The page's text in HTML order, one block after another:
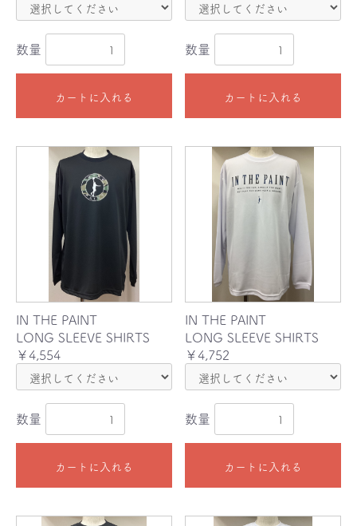
数量
カートに入れる
数量
カートに入れる
IN THE PAINT
LONG SLEEVE SHIRTS
￥4,554
数量
カートに入れる
IN THE PAINT
LONG SLEEVE SHIRTS
￥4,752
数量
カートに入れる